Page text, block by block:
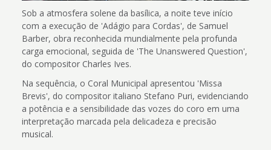
Sob a atmosfera solene da basílica, a noite teve início
com a execução de 'Adágio para Cordas', de Samuel
Barber, obra reconhecida mundialmente pela profunda
carga emocional, seguida de 'The Unanswered Question',
do compositor Charles Ives.
Na sequência, o Coral Municipal apresentou 'Missa
Brevis', do compositor italiano Stefano Puri, evidenciando
a potência e a sensibilidade das vozes do coro em uma
interpretação marcada pela delicadeza e precisão
musical.